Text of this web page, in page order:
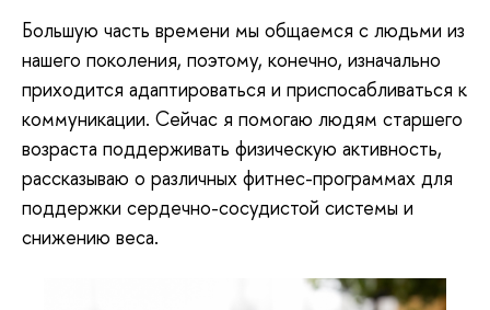
Большую часть времени мы общаемся с людьми из
нашего поколения, поэтому, конечно, изначально
приходится адаптироваться и приспосабливаться к
коммуникации. Сейчас я помогаю людям старшего
возраста поддерживать физическую активность,
рассказываю о различных фитнес-программах для
поддержки сердечно-сосудистой системы и
снижению веса.